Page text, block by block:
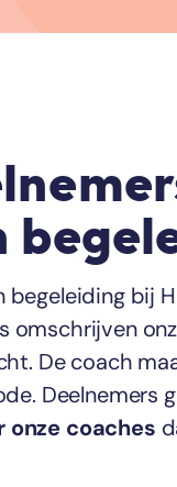
begeleiding bij
omschrijven
De coach
Deelnemers
onze coaches